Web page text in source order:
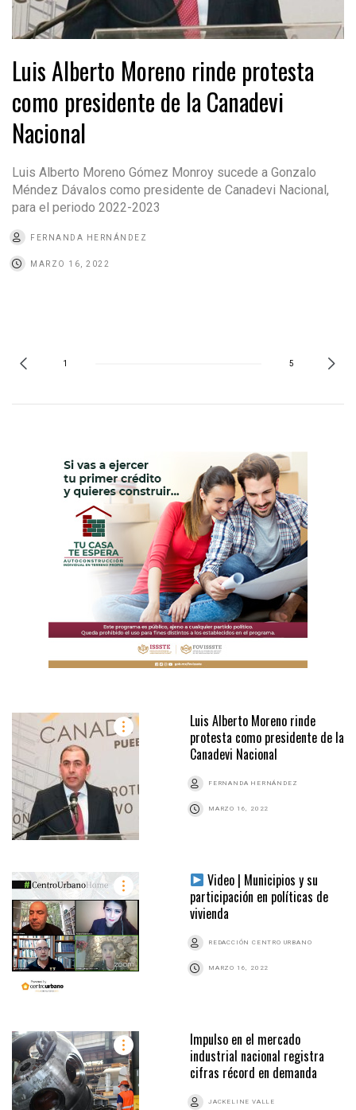
Luis Alberto Moreno rinde protesta
como presidente de la Canadevi
Nacional
Luis Alberto Moreno Gómez Monroy sucede a Gonzalo
Méndez Dávalos como presidente de Canadevi Nacional,
para el periodo 2022-2023
FERNANDA HERNÁNDEZ
MARZO 16, 2022
1 5
Luis Alberto Moreno rinde
protesta como presidente de la
Canadevi Nacional
FERNANDA HERNÁNDEZ
MARZO 16, 2022
Video | Municipios y su
participación en políticas de
vivienda
REDACCIÓN CENTRO URBANO
MARZO 16, 2022
Impulso en el mercado
industrial nacional registra
cifras récord en demanda
JACKELINE VALLE